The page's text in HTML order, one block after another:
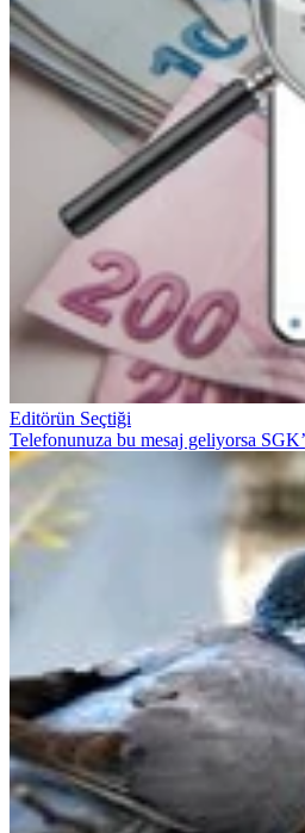
Editörün Seçtiği
Telefonunuza bu mesaj geliyorsa